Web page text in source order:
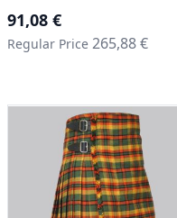
Special Price
91,08 €
Regular Price 265,88 €